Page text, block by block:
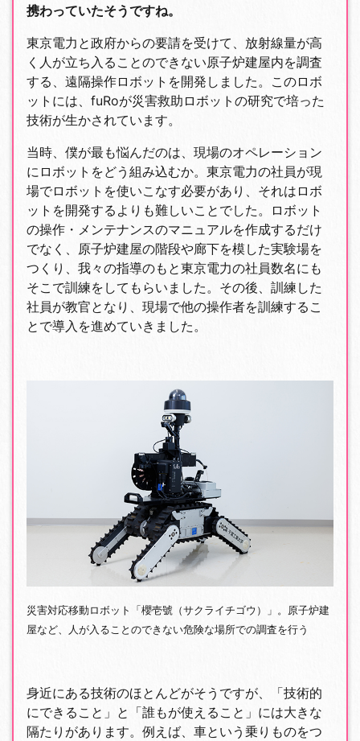
携わっていたそうですね。
東京電力と政府からの要請を受けて、放射線量が高
く人が立ち入ることのできない原子炉建屋内を調査
する、遠隔操作ロボットを開発しました。このロボ
ットには、fuRoが災害救助ロボットの研究で培った
技術が生かされています。
当時、僕が最も悩んだのは、現場のオペレーション
にロボットをどう組み込むか。東京電力の社員が現
場でロボットを使いこなす必要があり、それはロボ
ットを開発するよりも難しいことでした。ロボット
の操作・メンテナンスのマニュアルを作成するだけ
でなく、原子炉建屋の階段や廊下を模した実験場を
つくり、我々の指導のもと東京電力の社員数名にも
そこで訓練をしてもらいました。その後、訓練した
社員が教官となり、現場で他の操作者を訓練するこ
とで導入を進めていきました。
災害対応移動ロボット「櫻壱號（サクライチゴウ）」。原子炉建
屋など、人が入ることのできない危険な場所での調査を行う
身近にある技術のほとんどがそうですが、「技術的
にできること」と「誰もが使えること」には大きな
隔たりがあります。例えば、車という乗りものをつ